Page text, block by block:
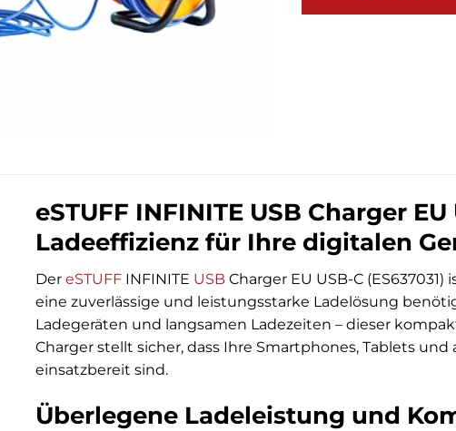
eSTUFF INFINITE USB Charger
Ladeeffizienz für Ihre digitalen
Der eSTUFF INFINITE USB Charger EU USB-C
eine zuverlässige und leistungsstarke Ladelösung
Ladegeräten und langsamen Ladezeiten – dieser
Charger stellt sicher, dass Ihre Smartphones, Tablets
einsatzbereit sind.
Überlegene Ladeleistung und